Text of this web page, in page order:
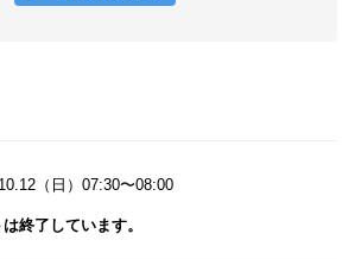
（日）07:30〜08:00
終了しています。